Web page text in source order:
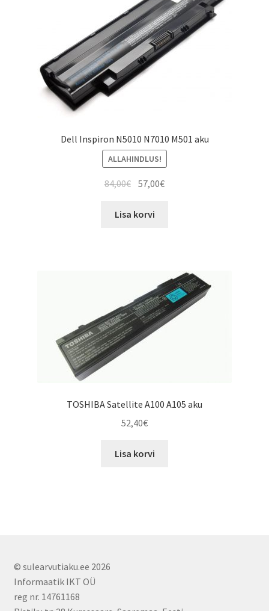
Dell Inspiron N5010 N7010 M501 aku
ALLAHINDLUS!
84,00€ Algne
oli:
57,00€Current
Lisa korvi
TOSHIBA Satellite A100 A105 aku
52,40€
Lisa korvi
© sulearvutiaku.ee 2026
Informaatik IKT OÜ
reg nr. 14761168